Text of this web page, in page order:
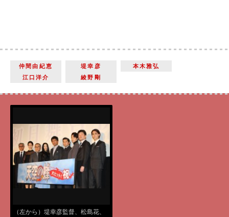
仲間由紀恵 堤幸彦
本木雅弘
江口洋介
綾野剛
（左から）堤幸彦監督、松島花、